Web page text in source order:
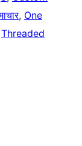
, One
Threaded